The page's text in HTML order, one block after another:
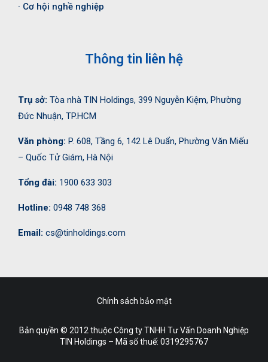
· Cơ hội nghề nghiệp
Thông tin liên hệ
Trụ sở: Tòa nhà TIN Holdings, 399 Nguyễn Kiệm, Phường
Đức Nhuận, TP.HCM
Văn phòng: P. 608, Tầng 6, 142 Lê Duẩn, Phường Văn Miếu
– Quốc Tử Giám, Hà Nội
Tổng đài: 1900 633 303
Hotline: 0948 748 368
Email: cs@tinholdings.com
Bản quyền © 2012 thuộc Công ty TNHH Tư Vấn Doanh Nghiệp
TIN Holdings – Mã số thuế: 0319295767
Chính sách bảo mật